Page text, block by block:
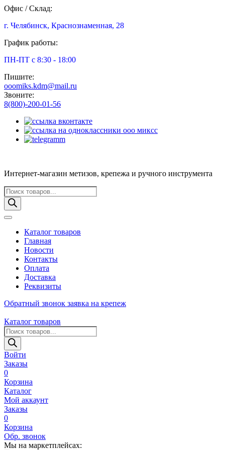
Офис / Склад:
г. Челябинск, Краснознаменная, 28
График работы:
ПН-ПТ с 8:30 - 18:00
Пишите:
ooomiks.kdm@mail.ru
Звоните:
8(800)-200-01-56
Интернет-магазин метизов, крепежа и ручного инструмента
Поиск
товаров
Каталог товаров
Главная
Новости
Контакты
Оплата
Доставка
Реквизиты
Обратный звонок заявка на крепеж
Каталог товаров
Поиск
товаров
Войти
Заказы
0
Корзина
Каталог
Мой аккаунт
Заказы
0
Корзина
Обр. звонок
Мы на маркетплейсах: